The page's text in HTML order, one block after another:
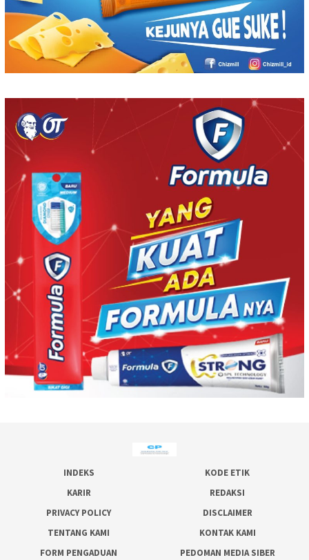
INDEKS
KODE ETIK
KARIR
REDAKSI
PRIVACY POLICY
DISCLAIMER
TENTANG KAMI
KONTAK KAMI
FORM PENGADUAN
PEDOMAN MEDIA SIBER